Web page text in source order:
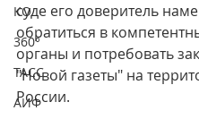
КО
360°
ТАСС
АИФ
суде его доверитель
обратиться в
органы и потребовать
"Новой газеты" на
России.